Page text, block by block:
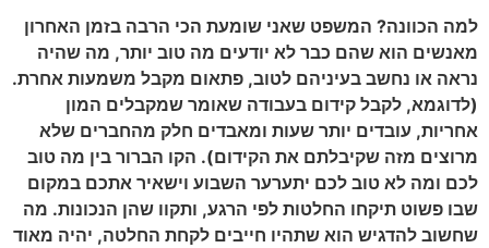
למה הכוונה? המשפט שאני שומעת הכי הרבה בזמן האחרון
מאנשים הוא שהם כבר לא יודעים מה טוב יותר, מה שהיה
נראה או נחשב בעיניהם לטוב, פתאום מקבל משמעות אחרת.
(לדוגמא, לקבל קידום בעבודה שאומר שמקבלים המון
אחריות, עובדים יותר שעות ומאבדים חלק מהחברים שלא
מרוצים מזה שקיבלתם את הקידום). הקו הברור בין מה טוב
לכם ומה לא טוב לכם יתערער השבוע וישאיר אתכם במקום
שבו פשוט תיקחו החלטות לפי הרגע, ותקוו שהן הנכונות. מה
שחשוב להדגיש הוא שתהיו חייבים לקחת החלטה, יהיה מאוד